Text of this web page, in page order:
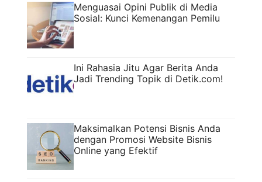
Menguasai Opini Publik di Media
Sosial: Kunci Kemenangan Pemilu
Ini Rahasia Jitu Agar Berita Anda
Jadi Trending Topik di Detik.com!
Maksimalkan Potensi Bisnis Anda
dengan Promosi Website Bisnis
Online yang Efektif